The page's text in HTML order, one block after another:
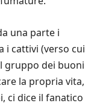
una parte i
i cattivi (verso cui
gruppo dei buoni
la propria vita,
ci dice il fanatico